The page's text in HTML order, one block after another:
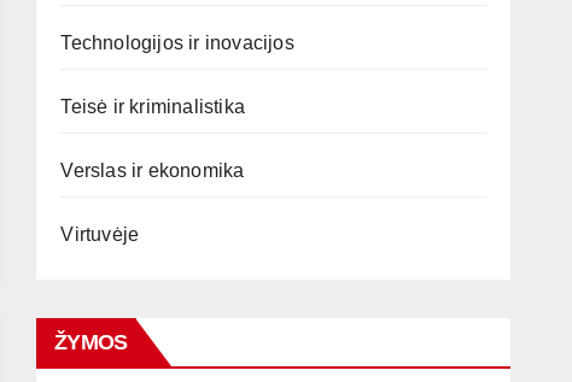
Technologijos ir inovacijos
Teisė ir kriminalistika
Verslas ir ekonomika
Virtuvėje
ŽYMOS